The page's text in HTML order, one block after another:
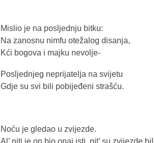
Mislio je na posljednju bitku:
Na zanosnu nimfu otežalog disanja,
Kći bogova i majku nevolje-
Posljednjeg neprijatelja na svijetu
Gdje su svi bili pobijeđeni strašću.
Noću je gledao u zvijezde.
Al’ niti je on bio onaj isti, nit’ su zvijezde